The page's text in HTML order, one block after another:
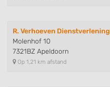
R. Verhoeven Dienstverlening
Molenhof 10
7321BZ Apeldoorn
Op 1,21 km afstand